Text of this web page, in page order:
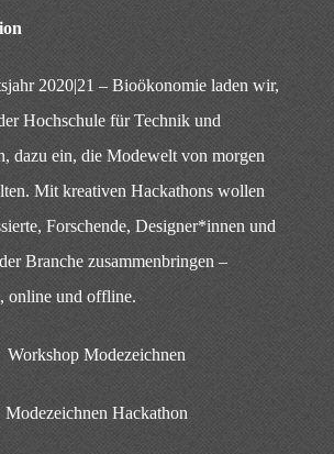
2020|21 – Bioökonomie laden wir,
Hochschule für Technik und
dazu ein, die Modewelt von morgen
Mit kreativen Hackathons wollen
Forschende, Designer*innen und
Branche zusammenbringen –
online und offline.